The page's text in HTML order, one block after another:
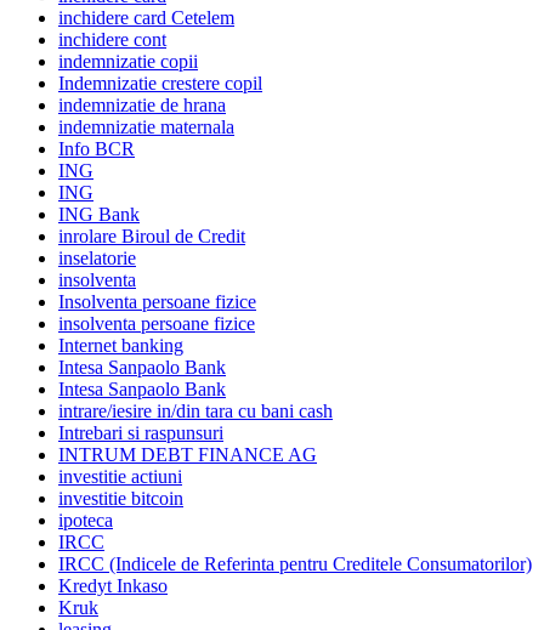
inchidere card Cetelem
inchidere cont
indemnizatie copii
Indemnizatie crestere copil
indemnizatie de hrana
indemnizatie maternala
Info BCR
ING
ING
ING Bank
inrolare Biroul de Credit
inselatorie
insolventa
Insolventa persoane fizice
insolventa persoane fizice
Internet banking
Intesa Sanpaolo Bank
Intesa Sanpaolo Bank
intrare/iesire in/din tara cu bani cash
Intrebari si raspunsuri
INTRUM DEBT FINANCE AG
investitie actiuni
investitie bitcoin
ipoteca
IRCC
IRCC (Indicele de Referinta pentru Creditele Consumatorilor)
Kredyt Inkaso
Kruk